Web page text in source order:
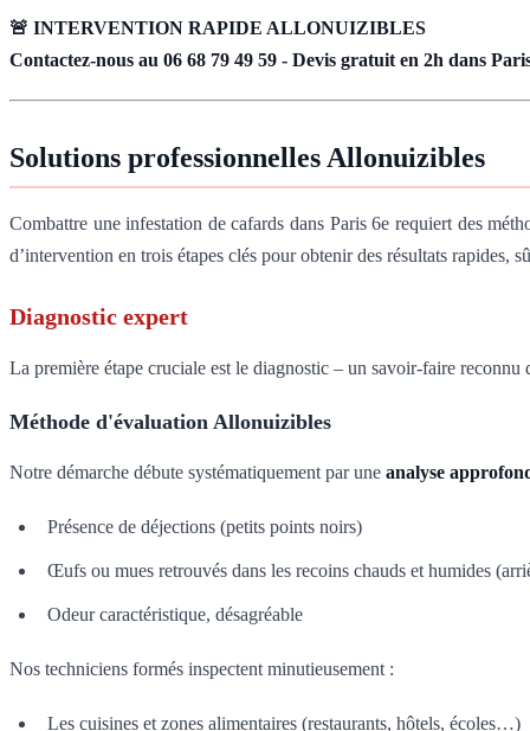
🚨 INTERVENTION RAPIDE ALLONUIZIBLES
Contactez-nous au 06 68 79 49 59 - Devis gratuit en 2h dans
Solutions professionnelles Allonuizibles
Combattre une infestation de cafards dans Paris 6e requiert des
d’intervention en trois étapes clés pour obtenir des résultats rapides,
Diagnostic expert
La première étape cruciale est le diagnostic – un savoir-faire reconnu
Méthode d'évaluation Allonuizibles
Notre démarche débute systématiquement par une analyse
Présence de déjections (petits points noirs)
Œufs ou mues retrouvés dans les recoins chauds et humides
Odeur caractéristique, désagréable
Nos techniciens formés inspectent minutieusement :
Les cuisines et zones alimentaires (restaurants, hôtels, écoles…)